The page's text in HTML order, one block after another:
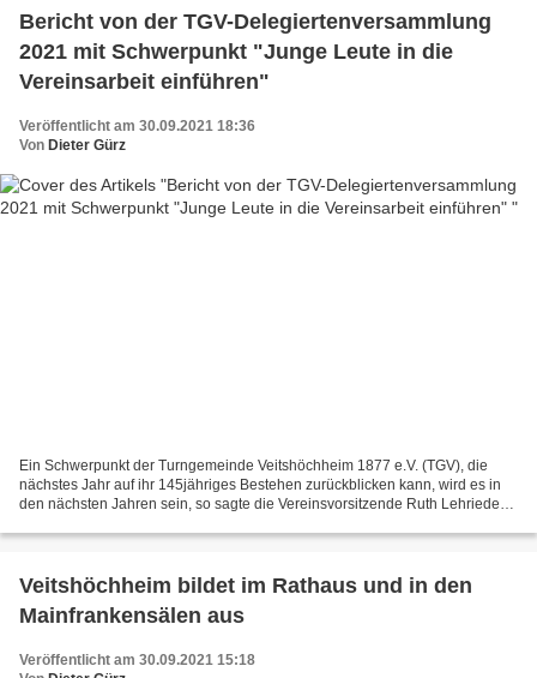
Bericht von der TGV-Delegiertenversammlung
2021 mit Schwerpunkt "Junge Leute in die
Vereinsarbeit einführen"
Veröffentlicht am 30.09.2021 18:36
Von Dieter Gürz
Ein Schwerpunkt der Turngemeinde Veitshöchheim 1877 e.V. (TGV), die
nächstes Jahr auf ihr 145jähriges Bestehen zurückblicken kann, wird es in
den nächsten Jahren sein, so sagte die Vereinsvorsitzende Ruth Lehrieder
Veitshöchheim bildet im Rathaus und in den
Mainfrankensälen aus
Veröffentlicht am 30.09.2021 15:18